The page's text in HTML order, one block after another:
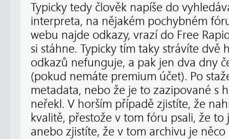
Typicky tedy člověk napíše do
interpreta, na nějakém pochybném
webu najde odkazy, vrazí do Free
si stáhne. Typicky tím taky strávíte dvě
odkazů nefunguje, a pak jen dva dny
(pokud nemáte premium účet). Po
metadata, nebo že je to zazipované s
neřekl. V horším případě zjistíte, že
kvalitě, přestože v tom fóru psali, že to
anebo zjistíte, že v tom archivu je